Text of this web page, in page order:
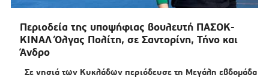
Περιοδεία της υποψήφιας βουλευτή ΠΑΣΟΚ-
ΚΙΝΑΛ Όλγας Πολίτη, σε Σαντορίνη, Τήνο και
Άνδρο
Σε νησιά των Κυκλάδων περιόδευσε τη Μεγάλη εβδομάδα